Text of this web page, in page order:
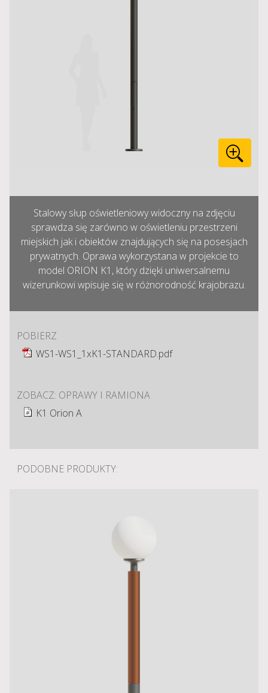
Stalowy słup oświetleniowy widoczny na zdjęciu
sprawdza się zarówno w oświetleniu przestrzeni
miejskich jak i obiektów znajdujących się na posesjach
prywatnych. Oprawa wykorzystana w projekcie to
model ORION K1, który dzięki uniwersalnemu
wizerunkowi wpisuje się w różnorodność krajobrazu.
POBIERZ
WS1-WS1_1xK1-STANDARD.pdf
ZOBACZ: OPRAWY I RAMIONA
K1 Orion A
PODOBNE PRODUKTY: